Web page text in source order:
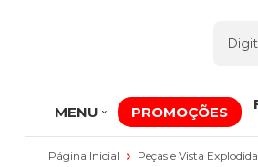
MENU PROMOÇÕES
Página Inicial Peças e Vista Explodida